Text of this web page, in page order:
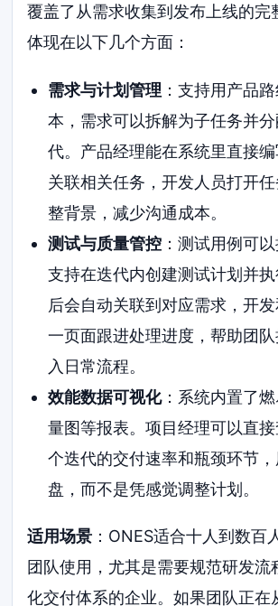
覆盖了从需求收集到发布上线的完
体现在以下几个方面：
需求与计划管理 ：支持用产品
本，需求可以拆解为子任务并
代。产品经理能在系统里直接编
关联相关任务，开发人员打开
整背景，减少沟通成本。
测试与质量管控：测试用例可以
支持在迭代内创建测试计划并
后会自动关联到对应需求，开
一页面跟进处理进度，帮助团
入日常流程。
效能数据可视化：系统内置了
量图等报表。项目经理可以直
个迭代的交付速率和瓶颈环节
盘，而不是凭感觉调整计划。
适用场景 ：ONES适合十人到数百
团队使用，尤其是需要规范研发流
化交付体系的企业。如果团队正在